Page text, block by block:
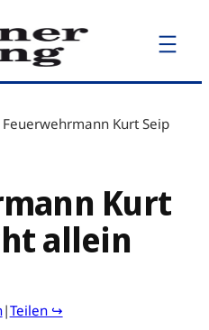
Feuerwehrmann Kurt Seip
Kurt
allein
|Teilen ↪